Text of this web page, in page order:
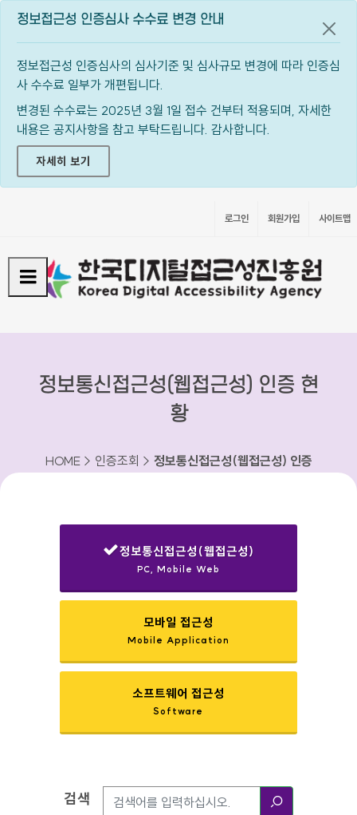
정보접근성 인증심사 수수료 변경 안내
정보접근성 인증심사의 심사기준 및 심사규모 변경에 따라 인증심
사 수수료 일부가 개편됩니다.
변경된 수수료는 2025년 3월 1일 접수 건부터 적용되며, 자세한
내용은 공지사항을 참고 부탁드립니다. 감사합니다.
자세히 보기
공지
로그인 회원가입 사이트맵
정보통신접근성(웹접근성) 인증 현
황
HOME > 인증조회 > 정보통신접근성(웹접근성) 인증
정보통신접근성(웹접근성)
PC, Mobile Web
모바일 접근성
Mobile Application
소프트웨어 접근성
Software
검색옵션
검색